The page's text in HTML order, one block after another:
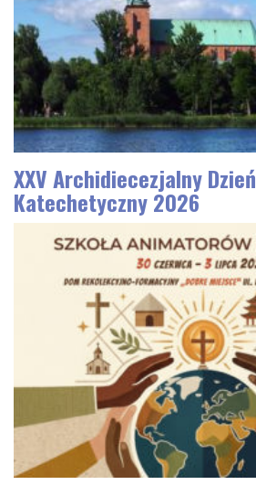
XXV Archidiecezjalny Dzień
Katechetyczny 2026